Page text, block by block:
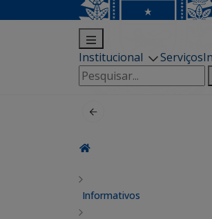
Institucional Serviços
Pesquisar
por:
Informativos